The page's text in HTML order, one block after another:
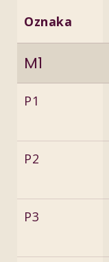
Oznaka
M1
P1
P2
P3